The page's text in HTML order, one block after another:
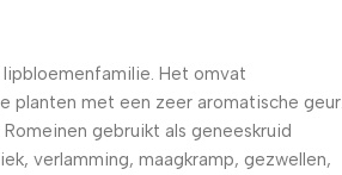
Het omvat
planten met een zeer aromatische geur.
gebruikt als geneeskruid
verlamming, maagkramp, gezwellen,